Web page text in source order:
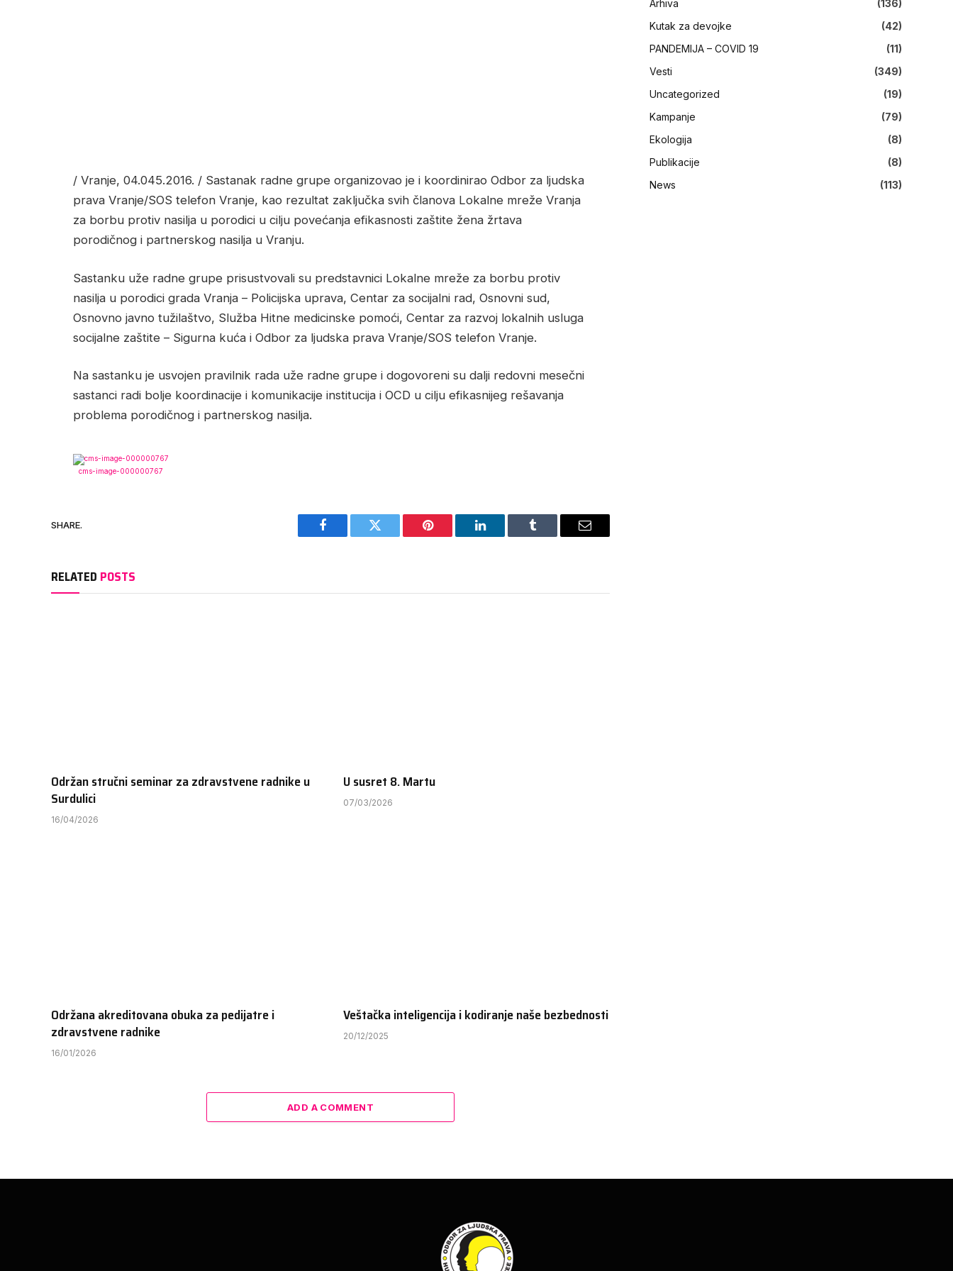
/ Vranje, 04.045.2016. / Sastanak radne grupe organizovao je i koordinirao Odbor za lјudska
prava Vranje/SOS telefon Vranje, kao rezultat zaklјučka svih članova Lokalne mreže Vranja
za borbu protiv nasilјa u porodici u cilјu povećanja efikasnosti zaštite žena žrtava
porodičnog i partnerskog nasilјa u Vranju.
Sastanku uže radne grupe prisustvovali su predstavnici Lokalne mreže za borbu protiv
nasilјa u porodici grada Vranja – Policijska uprava, Centar za socijalni rad, Osnovni sud,
Osnovno javno tužilaštvo, Služba Hitne medicinske pomoći, Centar za razvoj lokalnih usluga
socijalne zaštite – Sigurna kuća i Odbor za lјudska prava Vranje/SOS telefon Vranje.
Na sastanku je usvojen pravilnik rada uže radne grupe i dogovoreni su dalji redovni mesečni
sastanci radi bolje koordinacije i komunikacije institucija i OCD u cilju efikasnijeg rešavanja
problema porodičnog i partnerskog nasilja.
cms-image-000000767
SHARE.
Facebook Twitter Pinterest LinkedIn Tumblr Email
RELATED POSTS
Održan stručni seminar za zdravstvene radnike u
Surdulici
16/04/2026
U susret 8. Martu
07/03/2026
Održana akreditovana obuka za pedijatre i
zdravstvene radnike
16/01/2026
Veštačka inteligencija i kodiranje naše bezbednosti
20/12/2025
ADD A COMMENT
Arhiva
(136)
Kutak za devojke
(42)
PANDEMIJA – COVID 19
(11)
Vesti
(349)
Uncategorized
(19)
Kampanje
(79)
Ekologija
(8)
Publikacije
(8)
News
(113)